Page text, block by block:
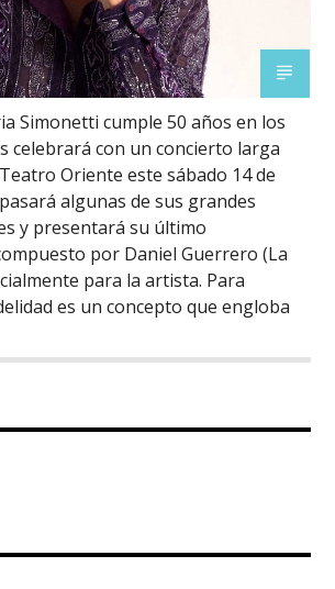
Simonetti cumple 50 años en los
celebrará con un concierto larga
Oriente este sábado 14 de
algunas de sus grandes
y presentará su último
por Daniel Guerrero (La
para la artista. Para
es un concepto que engloba